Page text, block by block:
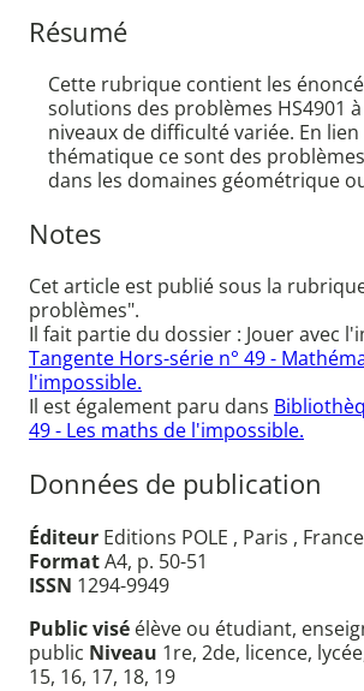
Résumé
Cette rubrique contient les
solutions des problèmes HS4901 à
niveaux de difficulté variée. En lien
thématique ce sont des
dans les domaines géométrique
Notes
Cet article est publié sous la
problèmes".
Il fait partie du dossier : Jouer avec
Tangente Hors-série n° 49 -
l'impossible.
Il est également paru dans
49 - Les maths de l'impossible.
Données de publication
Éditeur Editions POLE , Paris ,
FormatA4, p. 50-51
ISSN 1294-9949
Public visé élève ou étudiant,
public Niveau 1re, 2de, licence,
15, 16, 17, 18, 19